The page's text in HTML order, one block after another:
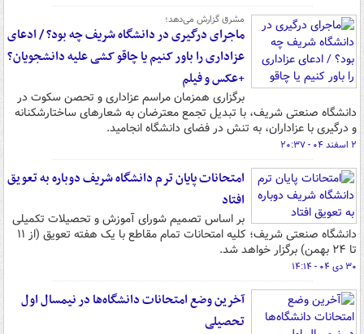
مشرق گزارش می‌دهد؛
ماجرای درگیری در دانشگاه شریف چه بود؟ / ادعای
عزاداری را باور کنیم یا چاقو کشی علیه دانشجویان؟
+عکس و فیلم
برگزاری همزمان مراسم عزاداری و تحصن سکوت در
دانشگاه صنعتی شریف، با تبدیل تجمع معترضان به شعارهای ساختارشکنانه
و درگیری با عزاداران، به تنش در فضای دانشگاه انجامید.
۲ اسفند ۰۴ - ۲۰:۳۷
امتحانات پایان ترم دانشگاه شریف دوباره به تعویق
افتاد
بر اساس تصمیم شورای آموزش و تحصیلات تکمیلی
دانشگاه صنعتی شریف؛ کلیه امتحانات تمام مقاطع با یک هفته تعویق (از ۱۱
تا ۲۴ بهمن) برگزار خواهد شد.
۳۰ دی ۰۴ - ۱۴:۱۴
آخرین وضع امتحانات دانشگاه‌ها در نیمسال اول
تحصیلی